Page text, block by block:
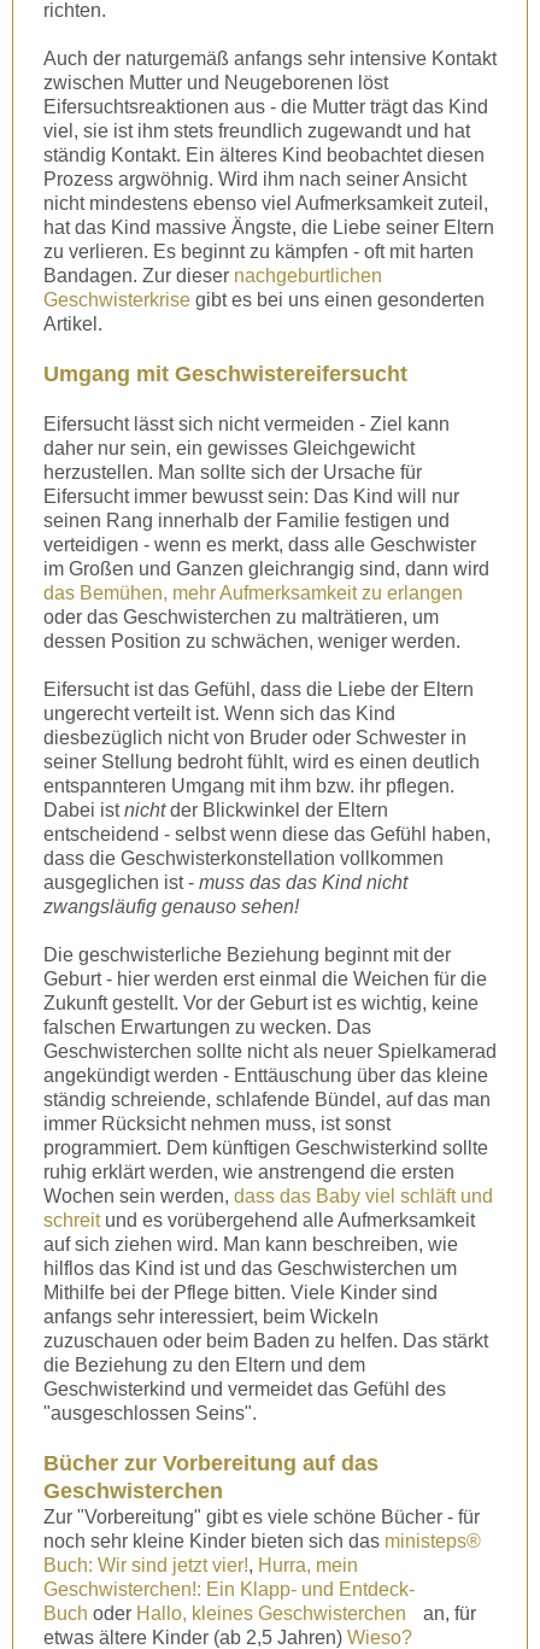
richten.
Auch der naturgemäß anfangs sehr intensive Kontakt
zwischen Mutter und Neugeborenen löst
Eifersuchtsreaktionen aus - die Mutter trägt das Kind
viel, sie ist ihm stets freundlich zugewandt und hat
ständig Kontakt. Ein älteres Kind beobachtet diesen
Prozess argwöhnig. Wird ihm nach seiner Ansicht
nicht mindestens ebenso viel Aufmerksamkeit zuteil,
hat das Kind massive Ängste, die Liebe seiner Eltern
zu verlieren. Es beginnt zu kämpfen - oft mit harten
Bandagen. Zur dieser nachgeburtlichen
Geschwisterkrise gibt es bei uns einen gesonderten
Artikel.
Umgang mit Geschwistereifersucht
Eifersucht lässt sich nicht vermeiden - Ziel kann
daher nur sein, ein gewisses Gleichgewicht
herzustellen. Man sollte sich der Ursache für
Eifersucht immer bewusst sein: Das Kind will nur
seinen Rang innerhalb der Familie festigen und
verteidigen - wenn es merkt, dass alle Geschwister
im Großen und Ganzen gleichrangig sind, dann wird
das Bemühen, mehr Aufmerksamkeit zu erlangen
oder das Geschwisterchen zu malträtieren, um
dessen Position zu schwächen, weniger werden.
Eifersucht ist das Gefühl, dass die Liebe der Eltern
ungerecht verteilt ist. Wenn sich das Kind
diesbezüglich nicht von Bruder oder Schwester in
seiner Stellung bedroht fühlt, wird es einen deutlich
entspannteren Umgang mit ihm bzw. ihr pflegen.
Dabei istnichtder Blickwinkel der Eltern
entscheidend - selbst wenn diese das Gefühl haben,
dass die Geschwisterkonstellation vollkommen
ausgeglichen ist - muss das das Kind nicht
zwangsläufig genauso sehen!
Die geschwisterliche Beziehung beginnt mit der
Geburt - hier werden erst einmal die Weichen für die
Zukunft gestellt. Vor der Geburt ist es wichtig, keine
falschen Erwartungen zu wecken. Das
Geschwisterchen sollte nicht als neuer Spielkamerad
angekündigt werden - Enttäuschung über das kleine
ständig schreiende, schlafende Bündel, auf das man
immer Rücksicht nehmen muss, ist sonst
programmiert. Dem künftigen Geschwisterkind sollte
ruhig erklärt werden, wie anstrengend die ersten
Wochen sein werden, dass das Baby viel schläft und
schreitund es vorübergehend alle Aufmerksamkeit
auf sich ziehen wird. Man kann beschreiben, wie
hilflos das Kind ist und das Geschwisterchen um
Mithilfe bei der Pflege bitten. Viele Kinder sind
anfangs sehr interessiert, beim Wickeln
zuzuschauen oder beim Baden zu helfen. Das stärkt
die Beziehung zu den Eltern und dem
Geschwisterkind und vermeidet das Gefühl des
"ausgeschlossen Seins".
Bücher zur Vorbereitung auf das
Geschwisterchen
Zur "Vorbereitung" gibt es viele schöne Bücher - für
noch sehr kleine Kinder bieten sich das ministeps®
Buch: Wir sind jetzt vier!, Hurra, mein
Geschwisterchen!: Ein Klapp- und Entdeck-
Buch oder Hallo, kleines Geschwisterchen
an, für
etwas ältere Kinder (ab 2,5 Jahren) Wieso?